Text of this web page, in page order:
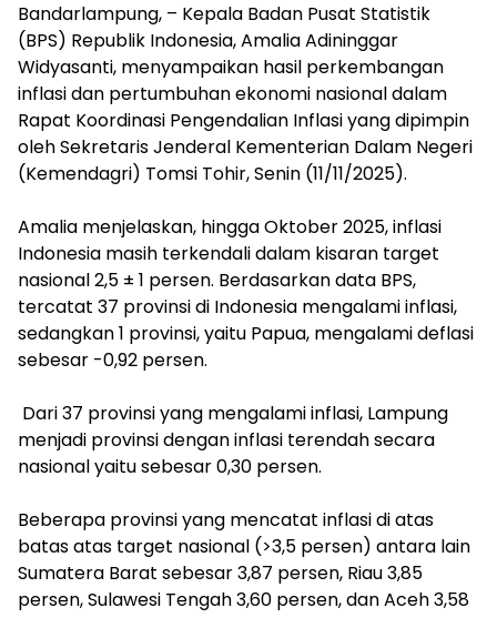
Bandarlampung, – Kepala Badan Pusat Statistik
(BPS) Republik Indonesia, Amalia Adininggar
Widyasanti, menyampaikan hasil perkembangan
inflasi dan pertumbuhan ekonomi nasional dalam
Rapat Koordinasi Pengendalian Inflasi yang dipimpin
oleh Sekretaris Jenderal Kementerian Dalam Negeri
(Kemendagri) Tomsi Tohir, Senin (11/11/2025).
‎Amalia menjelaskan, hingga Oktober 2025, inflasi
Indonesia masih terkendali dalam kisaran target
nasional 2,5 ± 1 persen. Berdasarkan data BPS,
tercatat 37 provinsi di Indonesia mengalami inflasi,
sedangkan 1 provinsi, yaitu Papua, mengalami deflasi
sebesar -0,92 persen.
‎ Dari 37 provinsi yang mengalami inflasi, Lampung
menjadi provinsi dengan inflasi terendah secara
nasional yaitu sebesar 0,30 persen.
‎Beberapa provinsi yang mencatat inflasi di atas
batas atas target nasional (>3,5 persen) antara lain
Sumatera Barat sebesar 3,87 persen, Riau 3,85
persen, Sulawesi Tengah 3,60 persen, dan Aceh 3,58